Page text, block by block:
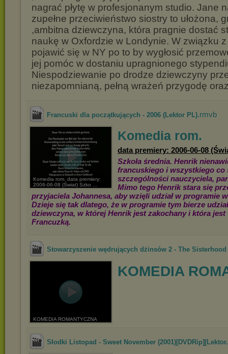
nagrać płytę w profesjonanym studio. Jane
zupełne przeciwieństwo siostry to ułożona,
,ambitna dziewczyna, która pragnie dostać
naukę w Oxfordzie w Londynie. W związku
pojawić się w NY po to by wygłosić
jej pomóc w dostaniu upragnionego
Niespodziewanie po drodze dziewczyny
niezapomnianą, pełną wrażeń przygodę
Francuski dla początkujących - 2006 (Lektor PL).rmvb
Komedia rom. data premiery:
2006-06-08 (Świat) Szko ...
Komedia rom.
data premiery: 2006-06-08
Szkoła średnia. Henrik
francuskiego i wszystkiego co
szczególności nauczyciela,
Mimo tego Henrik stara się
przyjaciela Johannesa, aby wzięli udział w programie
Dzieje się tak dlatego, że w programie tym bierze
dziewczyna, w której Henrik jest zakochany i która jest
Francuzką.
Stowarzyszenie wędrujących dżinsów 2 - The Sisterhood
KOMEDIA ROMANTYCZNA
KOMEDIA
Słodki Listopad - Sweet November